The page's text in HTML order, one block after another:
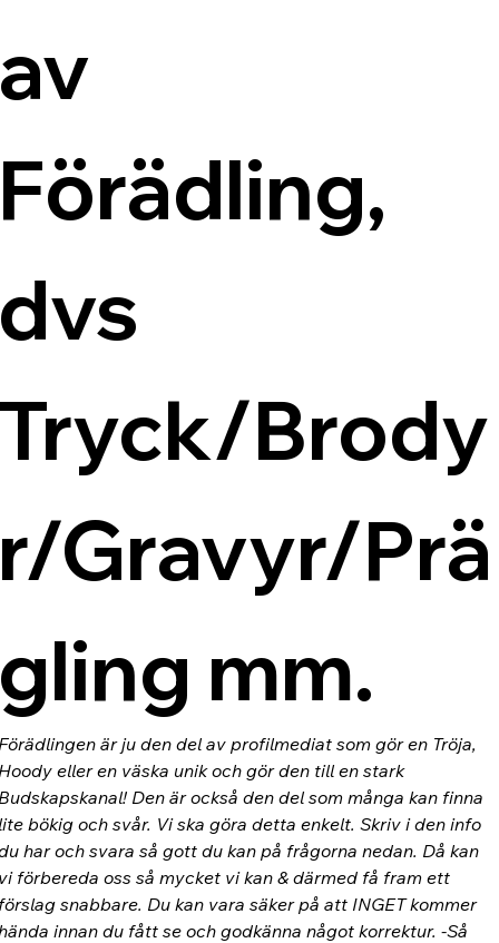
Brody
Gravyr/Prä
mm.
är ju den del av profilmediat som gör en Tröja,
eller en väska unik och gör den till en stark
Den är också den del som många kan finna
bökig och svår. Vi ska göra detta enkelt. Skriv i den info
har och svara så gott du kan på frågorna nedan. Då kan
förbereda oss så mycket vi kan & därmed få fram ett
snabbare. Du kan vara säker på att INGET kommer
innan du fått se och godkänna något korrektur. -Så